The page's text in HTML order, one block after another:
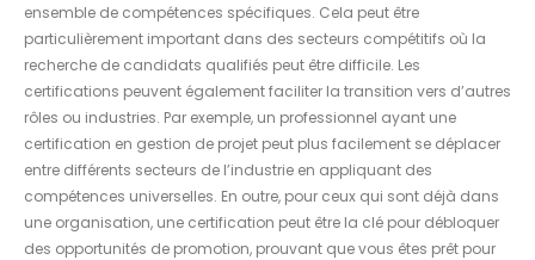
ensemble de compétences spécifiques. Cela peut être
particulièrement important dans des secteurs compétitifs où la
recherche de candidats qualifiés peut être difficile. Les
certifications peuvent également faciliter la transition vers d’autres
rôles ou industries. Par exemple, un professionnel ayant une
certification en gestion de projet peut plus facilement se déplacer
entre différents secteurs de l’industrie en appliquant des
compétences universelles. En outre, pour ceux qui sont déjà dans
une organisation, une certification peut être la clé pour débloquer
des opportunités de promotion, prouvant que vous êtes prêt pour